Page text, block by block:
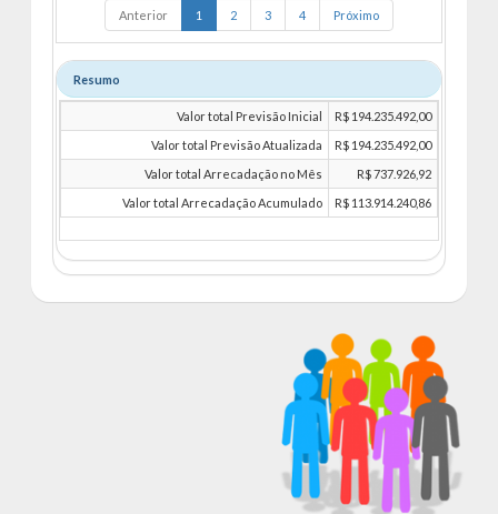
Anterior 1 2 3 4 Próximo
Resumo
Valor total Previsão Inicial
R$ 194.235.492,00
Valor total Previsão Atualizada
R$ 194.235.492,00
Valor total Arrecadação no Mês
R$ 737.926,92
Valor total Arrecadação Acumulado
R$ 113.914.240,86